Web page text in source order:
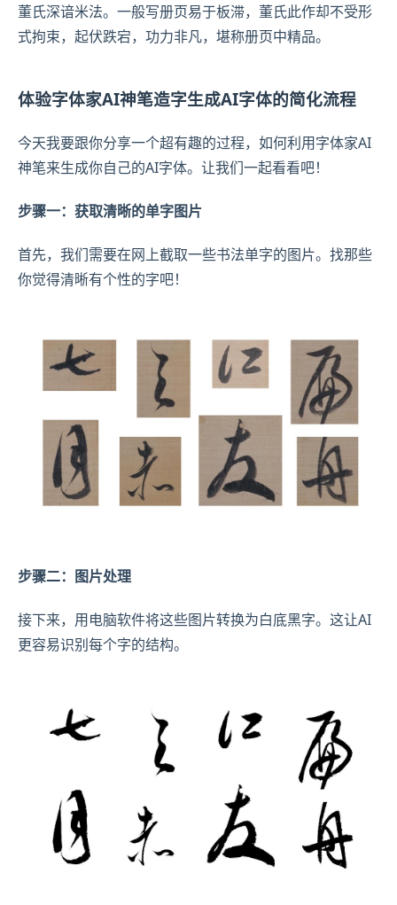
董氏深谙米法。一般写册页易于板滞，董氏此作却不受形
式拘束，起伏跌宕，功力非凡，堪称册页中精品。
体验字体家AI神笔造字生成AI字体的简化流程
今天我要跟你分享一个超有趣的过程，如何利用字体家AI
神笔来生成你自己的AI字体。让我们一起看看吧！
步骤一：获取清晰的单字图片
首先，我们需要在网上截取一些书法单字的图片。找那些
你觉得清晰有个性的字吧！
步骤二：图片处理
接下来，用电脑软件将这些图片转换为白底黑字。这让AI
更容易识别每个字的结构。